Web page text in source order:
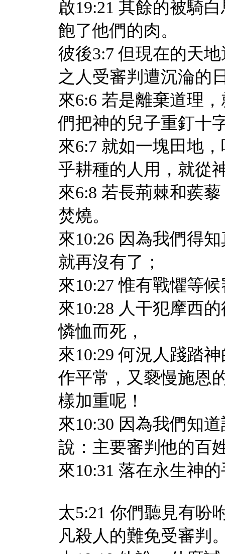
啟19:21 其餘的被騎
飽了他們的肉。
彼後3:7 但現在的天
之人受審判遭沉淪的
來6:6 若是離棄道理
們把神的兒子重釘十
來6:7 就如一塊田地
乎耕種的人用，就從
來6:8 若長荊棘和蒺
焚燒。
來10:26 因為我們得
就再沒有了；
來10:27 惟有戰懼等
來10:28 人干犯摩西
憐恤而死，
來10:29 何況人踐踏
作平常，又褻慢施恩
樣加重呢！
來10:30 因為我們知
說：主要審判他的百
來10:31 落在永生神
太5:21 你們聽見有吩
凡殺人的難免受審判